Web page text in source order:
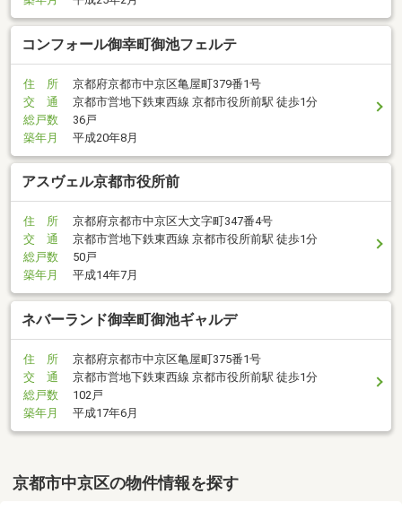
コンフォール御幸町御池フェルテ
住 所
京都府京都市中京区亀屋町379番1号
交 通
京都市営地下鉄東西線 京都市役所前駅 徒歩1分
総戸数
36戸
築年月
平成20年8月
アスヴェル京都市役所前
住 所
京都府京都市中京区大文字町347番4号
交 通
京都市営地下鉄東西線 京都市役所前駅 徒歩1分
総戸数
50戸
築年月
平成14年7月
ネバーランド御幸町御池ギャルデ
住 所
京都府京都市中京区亀屋町375番1号
交 通
京都市営地下鉄東西線 京都市役所前駅 徒歩1分
総戸数
102戸
築年月
平成17年6月
京都市中京区の物件情報を探す